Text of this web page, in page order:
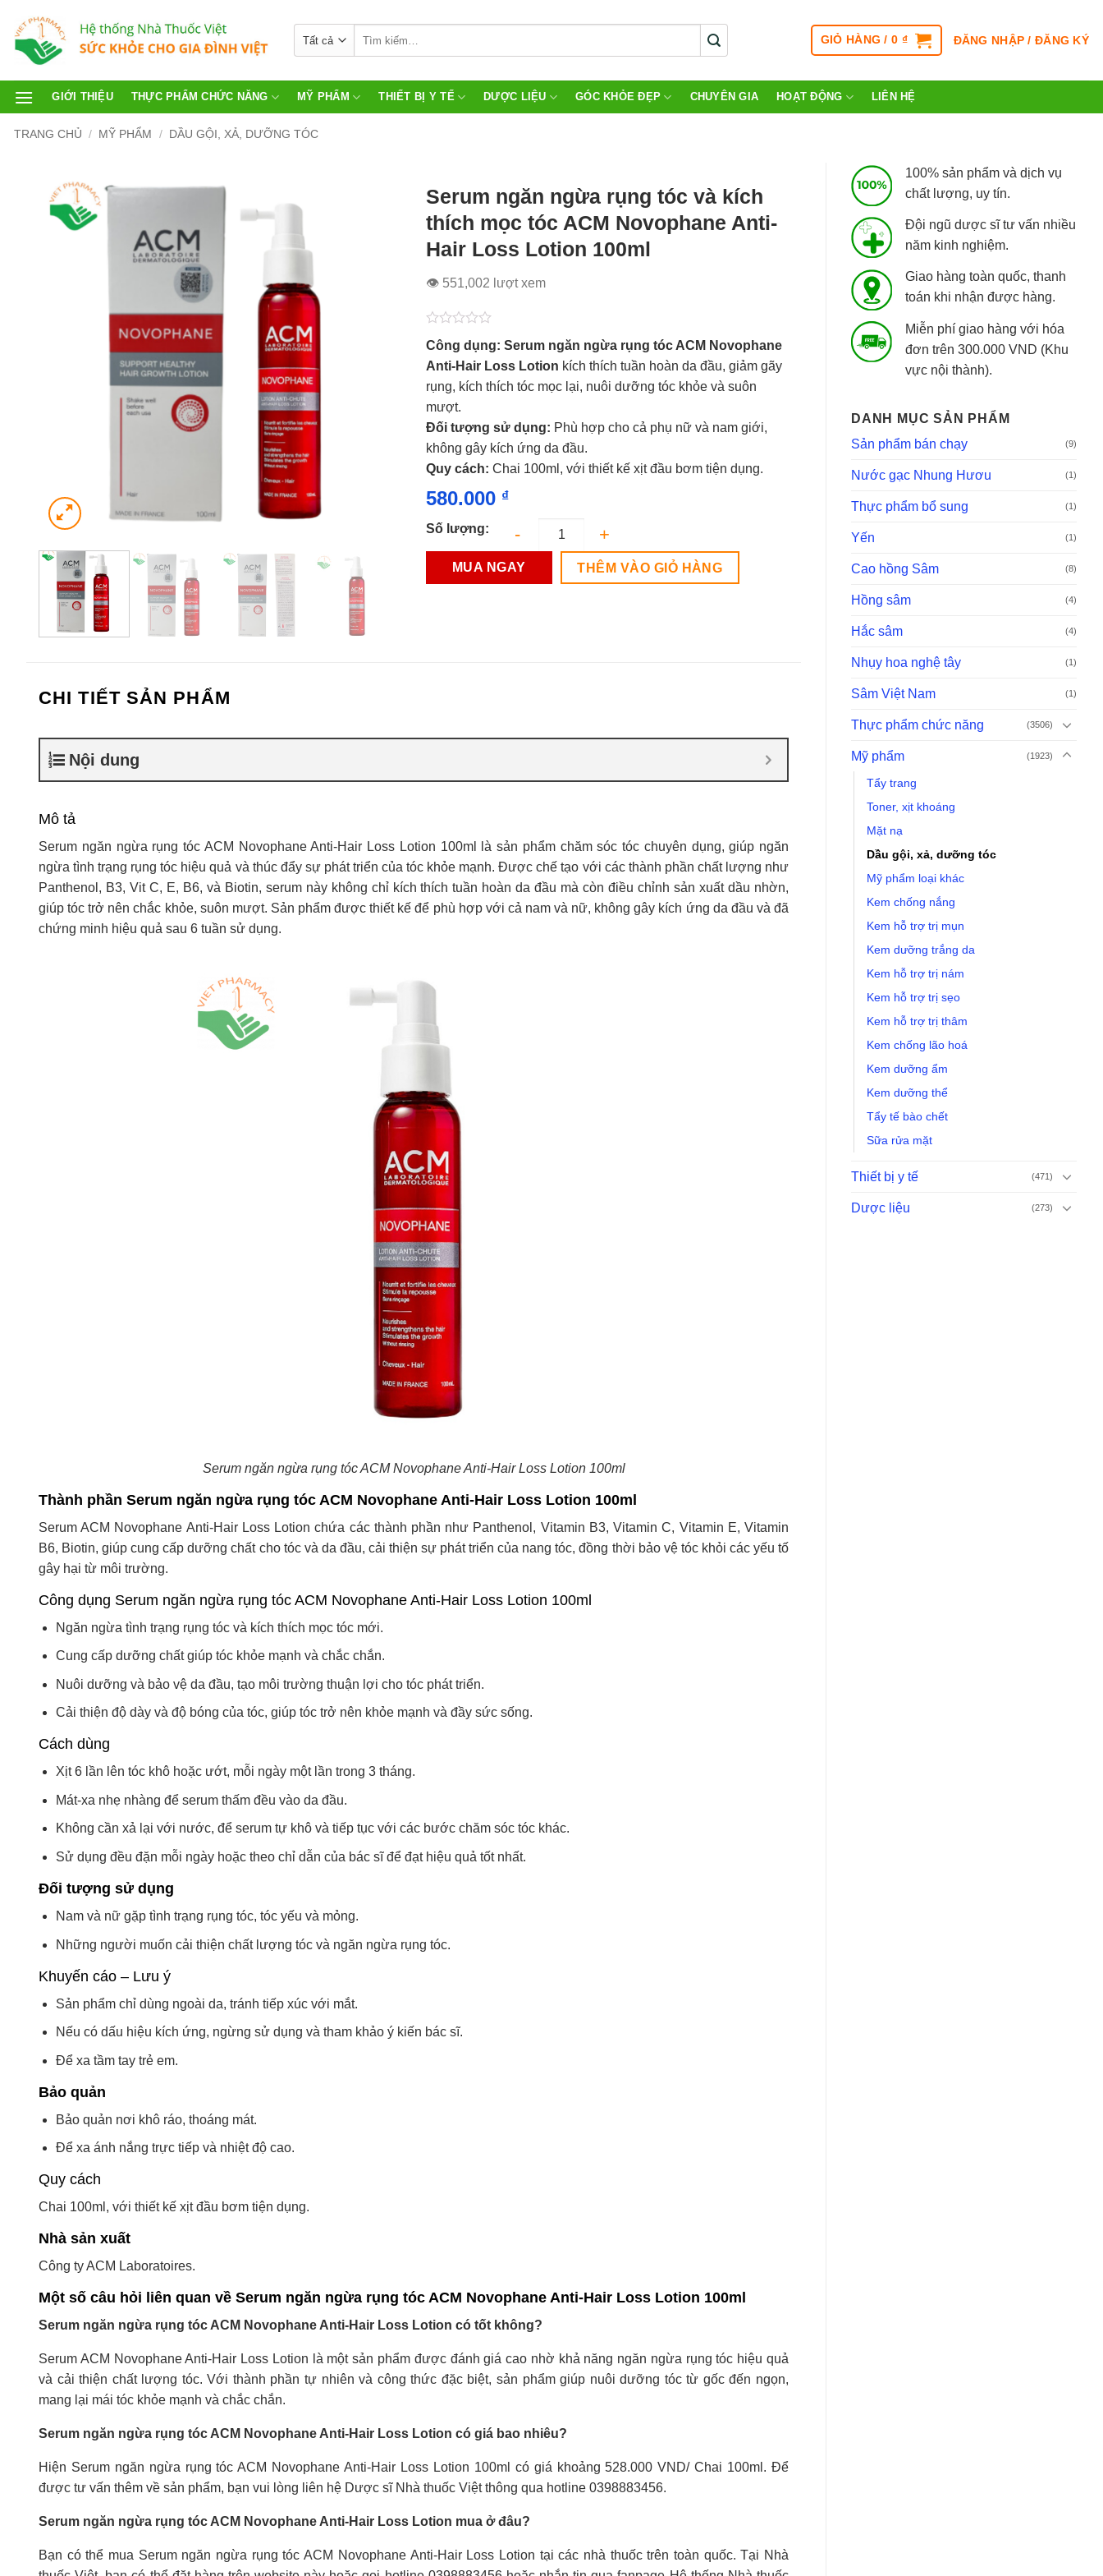
GIỎ HÀNG /0 ₫ ĐĂNG NHẬP / ĐĂNG KÝ
GIỚI THIỆU THỰC PHẨM CHỨC NĂNG MỸ PHẨM THIẾT BỊ Y TẾ DƯỢC LIỆU GÓC KHỎE ĐẸP CHUYÊN GIA HOẠT ĐỘNG LIÊN HỆ
TRANG CHỦ / MỸ PHẨM / DẦU GỘI, XẢ, DƯỠNG TÓC
100% sản phẩm và dịch vụ
chất lượng, uy tín.
Đội ngũ dược sĩ tư vấn nhiều
năm kinh nghiệm.
Giao hàng toàn quốc, thanh
toán khi nhận được hàng.
Miễn phí giao hàng với hóa
đơn trên 300.000 VND (Khu
vực nội thành).
DANH MỤC SẢN PHẨM
Sản phẩm bán chạy
(9)
Nước gạc Nhung Hươu (1)
Thực phẩm bổ sung (1)
Yến (1)
Cao hồng Sâm (8)
Hồng sâm (4)
Hắc sâm (4)
Nhụy hoa nghệ tây (1)
Sâm Việt Nam (1)
Thực phẩm chức năng (3506)
Mỹ phẩm (1923)
Tẩy trang
Toner, xịt khoáng
Mặt nạ
Dầu gội, xả, dưỡng tóc
Mỹ phẩm loại khác
Kem chống nắng
Kem hỗ trợ trị mụn
Kem dưỡng trắng da
Kem hỗ trợ trị nám
Kem hỗ trợ trị sẹo
Kem hỗ trợ trị thâm
Kem chống lão hoá
Kem dưỡng ẩm
Kem dưỡng thể
Tẩy tế bào chết
Sữa rửa mặt
Thiết bị y tế (471)
Dược liệu (273)
Serum ngăn ngừa rụng tóc và kích
thích mọc tóc ACM Novophane Anti-
Hair Loss Lotion 100ml
👁 551,002 lượt xem
Được
xếp
hạng
5
sao
Công dụng: Serum ngăn ngừa rụng tóc ACM Novophane
Anti-Hair Loss Lotion kích thích tuần hoàn da đầu, giảm gãy
rụng, kích thích tóc mọc lại, nuôi dưỡng tóc khỏe và suôn
mượt.
Đối tượng sử dụng: Phù hợp cho cả phụ nữ và nam giới,
không gây kích ứng da đầu.
Quy cách: Chai 100ml, với thiết kế xịt đầu bơm tiện dụng.
580.000 ₫
Số lượng:
MUA NGAY THÊM VÀO GIỎ HÀNG
CHI TIẾT SẢN PHẨM
Nội dung
Mô tả
Serum ngăn ngừa rụng tóc ACM Novophane Anti-Hair Loss Lotion 100ml là sản phẩm chăm sóc tóc chuyên dụng, giúp ngăn
ngừa tình trạng rụng tóc hiệu quả và thúc đẩy sự phát triển của tóc khỏe mạnh. Được chế tạo với các thành phần chất lượng như
Panthenol, B3, Vit C, E, B6, và Biotin, serum này không chỉ kích thích tuần hoàn da đầu mà còn điều chỉnh sản xuất dầu nhờn,
giúp tóc trở nên chắc khỏe, suôn mượt. Sản phẩm được thiết kế để phù hợp với cả nam và nữ, không gây kích ứng da đầu và đã
chứng minh hiệu quả sau 6 tuần sử dụng.
Serum ngăn ngừa rụng tóc ACM Novophane Anti-Hair Loss Lotion 100ml
Thành phần Serum ngăn ngừa rụng tóc ACM Novophane Anti-Hair Loss Lotion 100ml
Serum ACM Novophane Anti-Hair Loss Lotion chứa các thành phần như Panthenol, Vitamin B3, Vitamin C, Vitamin E, Vitamin
B6, Biotin, giúp cung cấp dưỡng chất cho tóc và da đầu, cải thiện sự phát triển của nang tóc, đồng thời bảo vệ tóc khỏi các yếu tố
gây hại từ môi trường.
Công dụng Serum ngăn ngừa rụng tóc ACM Novophane Anti-Hair Loss Lotion 100ml
Ngăn ngừa tình trạng rụng tóc và kích thích mọc tóc mới.
Cung cấp dưỡng chất giúp tóc khỏe mạnh và chắc chắn.
Nuôi dưỡng và bảo vệ da đầu, tạo môi trường thuận lợi cho tóc phát triển.
Cải thiện độ dày và độ bóng của tóc, giúp tóc trở nên khỏe mạnh và đầy sức sống.
Cách dùng
Xịt 6 lần lên tóc khô hoặc ướt, mỗi ngày một lần trong 3 tháng.
Mát-xa nhẹ nhàng để serum thấm đều vào da đầu.
Không cần xả lại với nước, để serum tự khô và tiếp tục với các bước chăm sóc tóc khác.
Sử dụng đều đặn mỗi ngày hoặc theo chỉ dẫn của bác sĩ để đạt hiệu quả tốt nhất.
Đối tượng sử dụng
Nam và nữ gặp tình trạng rụng tóc, tóc yếu và mỏng.
Những người muốn cải thiện chất lượng tóc và ngăn ngừa rụng tóc.
Khuyến cáo – Lưu ý
Sản phẩm chỉ dùng ngoài da, tránh tiếp xúc với mắt.
Nếu có dấu hiệu kích ứng, ngừng sử dụng và tham khảo ý kiến bác sĩ.
Để xa tầm tay trẻ em.
Bảo quản
Bảo quản nơi khô ráo, thoáng mát.
Để xa ánh nắng trực tiếp và nhiệt độ cao.
Quy cách
Chai 100ml, với thiết kế xịt đầu bơm tiện dụng.
Nhà sản xuất
Công ty ACM Laboratoires.
Một số câu hỏi liên quan về Serum ngăn ngừa rụng tóc ACM Novophane Anti-Hair Loss Lotion 100ml
Serum ngăn ngừa rụng tóc ACM Novophane Anti-Hair Loss Lotion có tốt không?
Serum ACM Novophane Anti-Hair Loss Lotion là một sản phẩm được đánh giá cao nhờ khả năng ngăn ngừa rụng tóc hiệu quả
và cải thiện chất lượng tóc. Với thành phần tự nhiên và công thức đặc biệt, sản phẩm giúp nuôi dưỡng tóc từ gốc đến ngọn,
mang lại mái tóc khỏe mạnh và chắc chắn.
Serum ngăn ngừa rụng tóc ACM Novophane Anti-Hair Loss Lotion có giá bao nhiêu?
Hiện Serum ngăn ngừa rụng tóc ACM Novophane Anti-Hair Loss Lotion 100ml có giá khoảng 528.000 VND/ Chai 100ml. Để
được tư vấn thêm về sản phẩm, bạn vui lòng liên hệ Dược sĩ Nhà thuốc Việt thông qua hotline 0398883456.
Serum ngăn ngừa rụng tóc ACM Novophane Anti-Hair Loss Lotion mua ở đâu?
Bạn có thể mua Serum ngăn ngừa rụng tóc ACM Novophane Anti-Hair Loss Lotion tại các nhà thuốc trên toàn quốc. Tại Nhà